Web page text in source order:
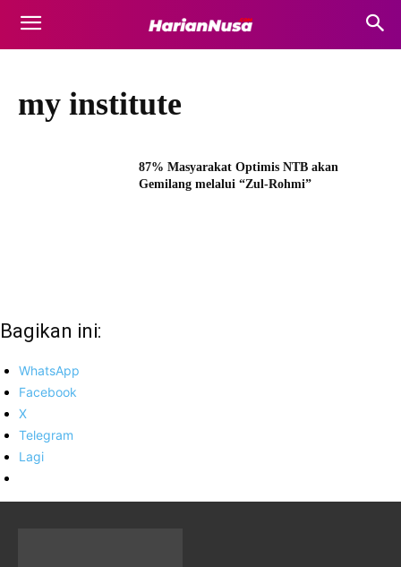
my institute
87% Masyarakat Optimis NTB akan
Gemilang melalui “Zul-Rohmi”
Bagikan ini:
WhatsApp
Facebook
X
Telegram
Lagi